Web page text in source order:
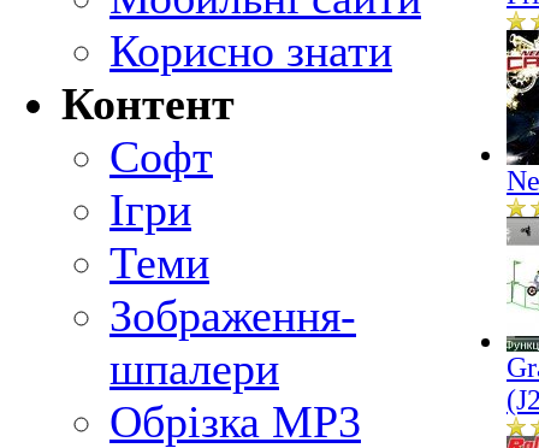
Корисно знати
Контент
Софт
Ігри
Теми
Зображення-
шпалери
Обрізка MP3